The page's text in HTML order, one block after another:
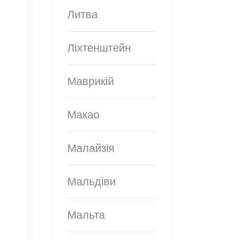
Литва
Ліхтенштейн
Маврикій
Макао
Малайзія
Мальдіви
Мальта